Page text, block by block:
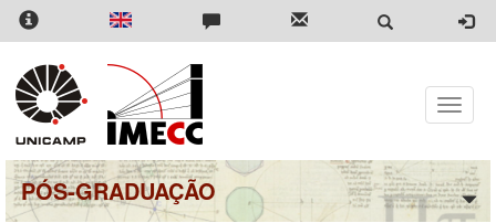
Pular
para
conteúdo
principal
Toggle
PÓS-GRADUAÇÃO